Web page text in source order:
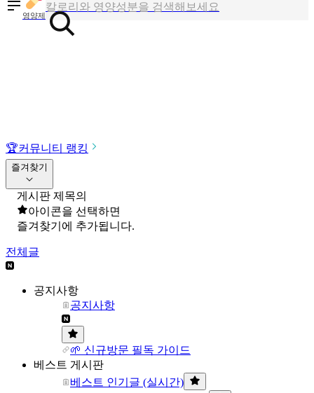
영양제
혈당 · 다이어트 음식 검색해보세요
음식 · 영양제 리뷰를 찾아보세요
🏆커뮤니티 랭킹
즐겨찾기
게시판 제목의
아이콘을 선택하면
즐겨찾기에 추가됩니다.
전체글
공지사항
공지사항
🌱 신규방문 필독 가이드
베스트 게시판
베스트 인기글 (실시간)